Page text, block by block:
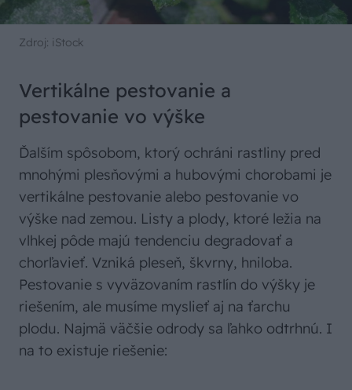
Zdroj: iStock
Vertikálne pestovanie a
pestovanie vo výške
Ďalším spôsobom, ktorý ochráni rastliny pred
mnohými plesňovými a hubovými chorobami je
vertikálne pestovanie alebo pestovanie vo
výške nad zemou. Listy a plody, ktoré ležia na
vlhkej pôde majú tendenciu degradovať a
chorľavieť. Vzniká pleseň, škvrny, hniloba.
Pestovanie s vyväzovaním rastlín do výšky je
riešením, ale musíme myslieť aj na ťarchu
plodu. Najmä väčšie odrody sa ľahko odtrhnú. I
na to existuje riešenie: